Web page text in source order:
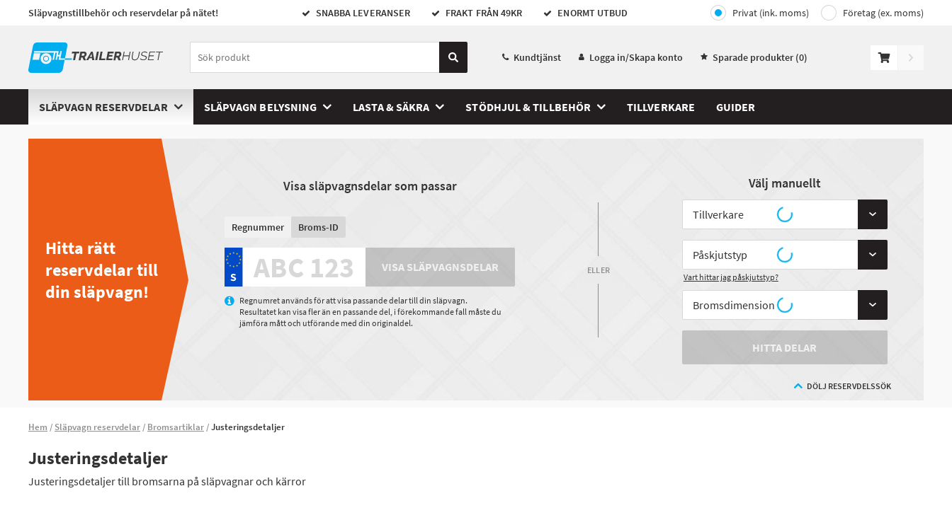
Släpvagnstillbehör och reservdelar på nätet! SNABBA LEVERANSER FRAKT FRÅN 49KR ENORMT UTBUD Privat (ink. moms) Företag (ex. moms)
Kundtjänst Logga in/Skapa konto Sparade produkter (0)
SLÄPVAGN RESERVDELAR SLÄPVAGN BELYSNING LASTA & SÄKRA STÖDHJUL & TILLBEHÖR TILLVERKARE GUIDER
Hitta rätt
reservdelar till
din släpvagn!
Visa släpvagnsdelar som passar
Regnummer Broms-ID
VISA SLÄPVAGNSDELAR
Regnumret används för att visa passande delar till din släpvagn.
Resultatet kan visa fler än en passande del, i förekommande fall måste du
jämföra mått och utförande med din originaldel.
ELLER
Välj manuellt
Vart hittar jag påskjutstyp?
HITTA DELAR
DÖLJ RESERVDELSSÖK
Hem Släpvagn reservdelar Bromsartiklar Justeringsdetaljer
Justeringsdetaljer
Justeringsdetaljer till bromsarna på släpvagnar och kärror